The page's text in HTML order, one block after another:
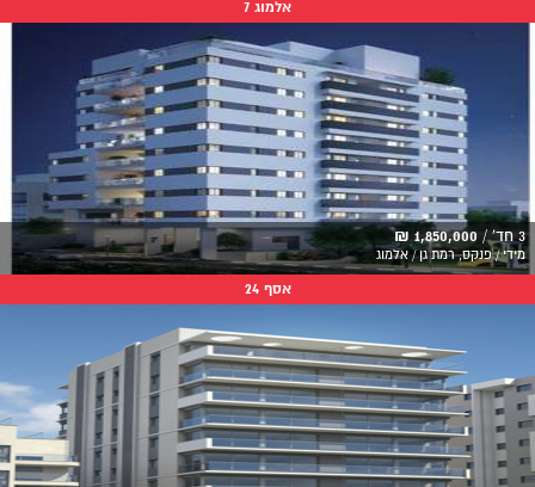
אלמוג 7
3 חד' / 1,850,000 ₪
מידי / פנקס, רמת גן / אלמוג
אסף 24